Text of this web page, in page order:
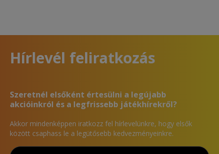
Hírlevél feliratkozás
Szeretnél elsőként értesülni a legújabb
akcióinkról és a legfrissebb játékhírekről?
Akkor mindenképpen iratkozz fel hírlevelünkre, hogy elsők
között csaphass le a legütősebb kedvezményeinkre.